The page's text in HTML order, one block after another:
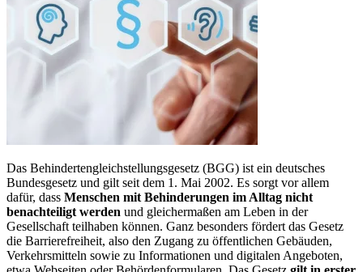
Das Behindertengleichstellungsgesetz (BGG) ist ein deutsches
Bundesgesetz und gilt seit dem 1. Mai 2002. Es sorgt vor allem
dafür, dass Menschen mit Behinderungen im Alltag nicht
benachteiligt werden und gleichermaßen am Leben in der
Gesellschaft teilhaben können. Ganz besonders fördert das Gesetz
die Barrierefreiheit, also den Zugang zu öffentlichen Gebäuden,
Verkehrsmitteln sowie zu Informationen und digitalen Angeboten,